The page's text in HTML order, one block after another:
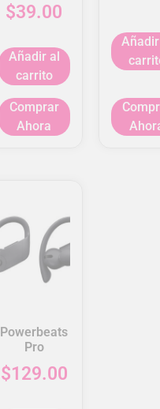
$39.00
Añadir al
carrito
Comprar
Ahora
Powerbeats
Pro
$129.00